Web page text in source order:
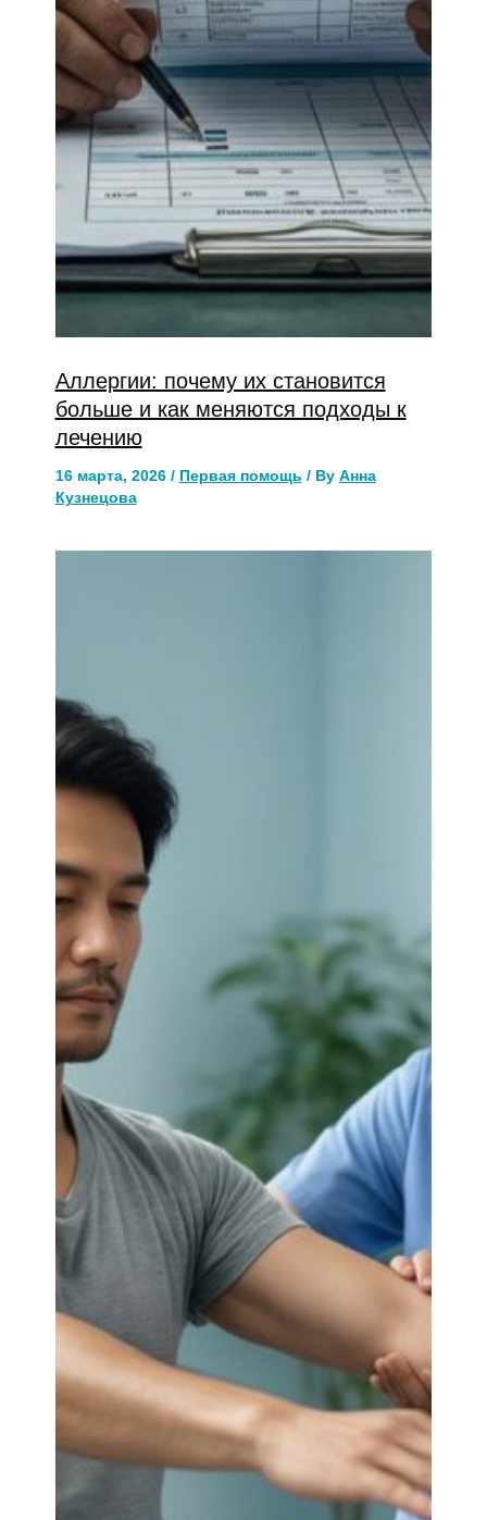
Аллергии: почему их становится
больше и как меняются подходы к
лечению
16 марта, 2026 / Первая помощь / By Анна
Кузнецова